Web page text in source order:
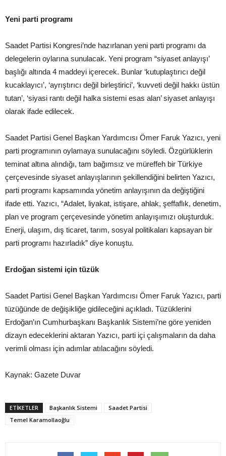
Yeni parti programı
Saadet Partisi Kongresi’nde hazırlanan yeni parti programı da
delegelerin oylarına sunulacak. Yeni program “siyaset anlayışı’
başlığı altında 4 maddeyi içerecek. Bunlar ‘kutuplaştırıcı değil
kucaklayıcı’, ‘ayrıştırıcı değil birleştirici’, ‘kuvveti değil hakkı üstün
tutan’, ‘siyasi rantı değil halka sistemi esas alan’ siyaset anlayışı
olarak ifade edilecek.
Saadet Partisi Genel Başkan Yardımcısı Ömer Faruk Yazıcı, yeni
parti programının oylamaya sunulacağını söyledi. Özgürlüklerin
teminat altına alındığı, tam bağımsız ve müreffeh bir Türkiye
çerçevesinde siyaset anlayışlarının şekillendiğini belirten Yazıcı,
parti programı kapsamında yönetim anlayışının da değiştiğini
ifade etti. Yazıcı, “Adalet, liyakat, istişare, ahlak, şeffaflık, denetim,
plan ve program çerçevesinde yönetim anlayışımızı oluşturduk.
Enerji, ulaşım, dış ticaret, tarım, sosyal politikaları kapsayan bir
parti programı hazırladık” diye konuştu.
Erdoğan sistemi için tüzük
Saadet Partisi Genel Başkan Yardımcısı Ömer Faruk Yazıcı, parti
tüzüğünde de değişikliğe gidileceğini açıkladı. Tüzüklerini
Erdoğan’ın Cumhurbaşkanı Başkanlık Sistemi’ne göre yeniden
dizayn edeceklerini aktaran Yazıcı, parti içi çalışmaların da daha
verimli olması için adımlar atılacağını söyledi.
Kaynak: Gazete Duvar
ETIKETLER Başkanlık Sistemi
Saadet Partisi
Temel Karamollaoğlu